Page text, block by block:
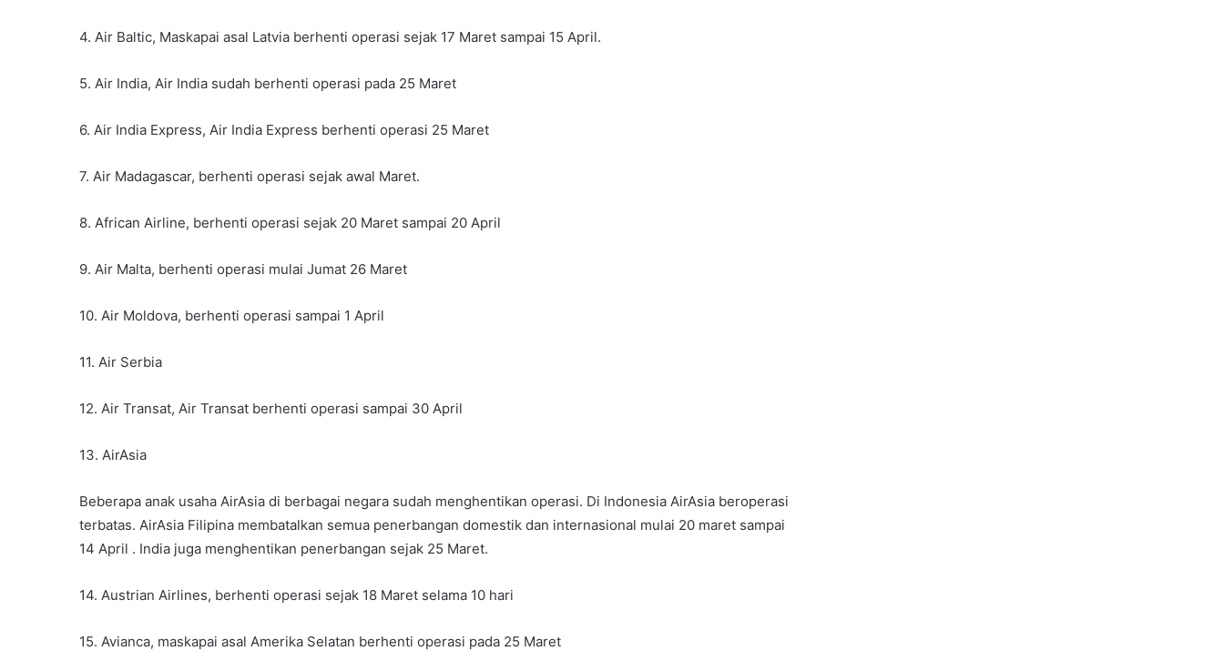
4. Air Baltic, Maskapai asal Latvia berhenti operasi sejak 17 Maret sampai 15 April.
5. Air India, Air India sudah berhenti operasi pada 25 Maret
6. Air India Express, Air India Express berhenti operasi 25 Maret
7. Air Madagascar, berhenti operasi sejak awal Maret.
8. African Airline, berhenti operasi sejak 20 Maret sampai 20 April
9. Air Malta, berhenti operasi mulai Jumat 26 Maret
10. Air Moldova, berhenti operasi sampai 1 April
11. Air Serbia
12. Air Transat, Air Transat berhenti operasi sampai 30 April
13. AirAsia
Beberapa anak usaha AirAsia di berbagai negara sudah menghentikan operasi. Di Indonesia AirAsia beroperasi
terbatas. AirAsia Filipina membatalkan semua penerbangan domestik dan internasional mulai 20 maret sampai
14 April . India juga menghentikan penerbangan sejak 25 Maret.
14. Austrian Airlines, berhenti operasi sejak 18 Maret selama 10 hari
15. Avianca, maskapai asal Amerika Selatan berhenti operasi pada 25 Maret